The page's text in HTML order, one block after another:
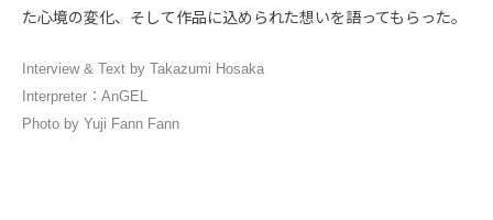
た心境の変化、そして作品に込められた想いを語ってもらった。
Interview & Text by Takazumi Hosaka
Interpreter：AnGEL
Photo by Yuji Fann Fann